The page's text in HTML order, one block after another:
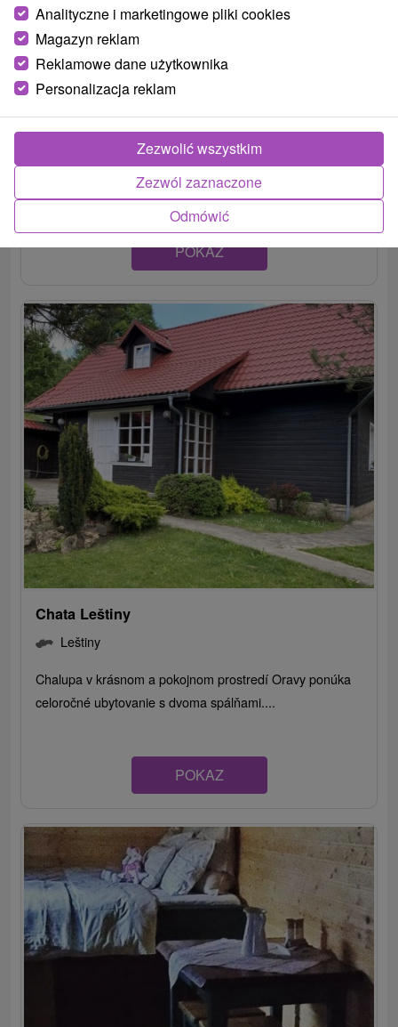
Chata Zuzka Leštiny
Leštiny
Chata v nádhernom prostredí Oravy ponúka ubytovanie v
troch útulných spálňach. Spoločné...
POKAZ
Chata Leštiny
Leštiny
Chalupa v krásnom a pokojnom prostredí Oravy ponúka
celoročné ubytovanie s dvoma spálňami....
POKAZ
Analityczne i marketingowe pliki cookies
Magazyn reklam
Reklamowe dane użytkownika
Personalizacja reklam
Odmówić
Zezwól zaznaczone
Zezwolić wszystkim